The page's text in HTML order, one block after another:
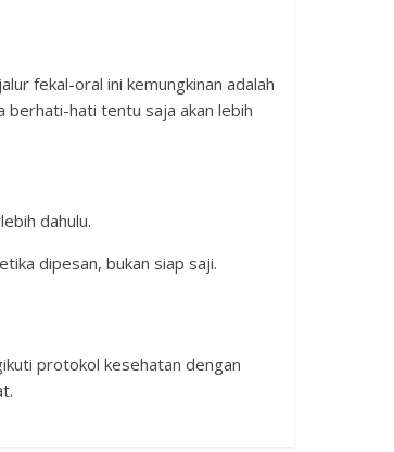
fekal-oral ini kemungkinan adalah
berhati-hati tentu saja akan lebih
dahulu.
dipesan, bukan siap saji.
protokol kesehatan dengan